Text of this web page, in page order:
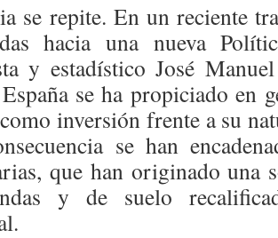
se repite. En un reciente
hacia una nueva
y estadístico José
se ha propiciado en
inversión frente a su
se han
que han originado una
y de suelo